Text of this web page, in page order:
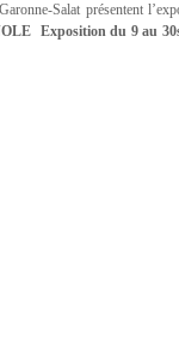
Salat présentent
Exposition du 9 au